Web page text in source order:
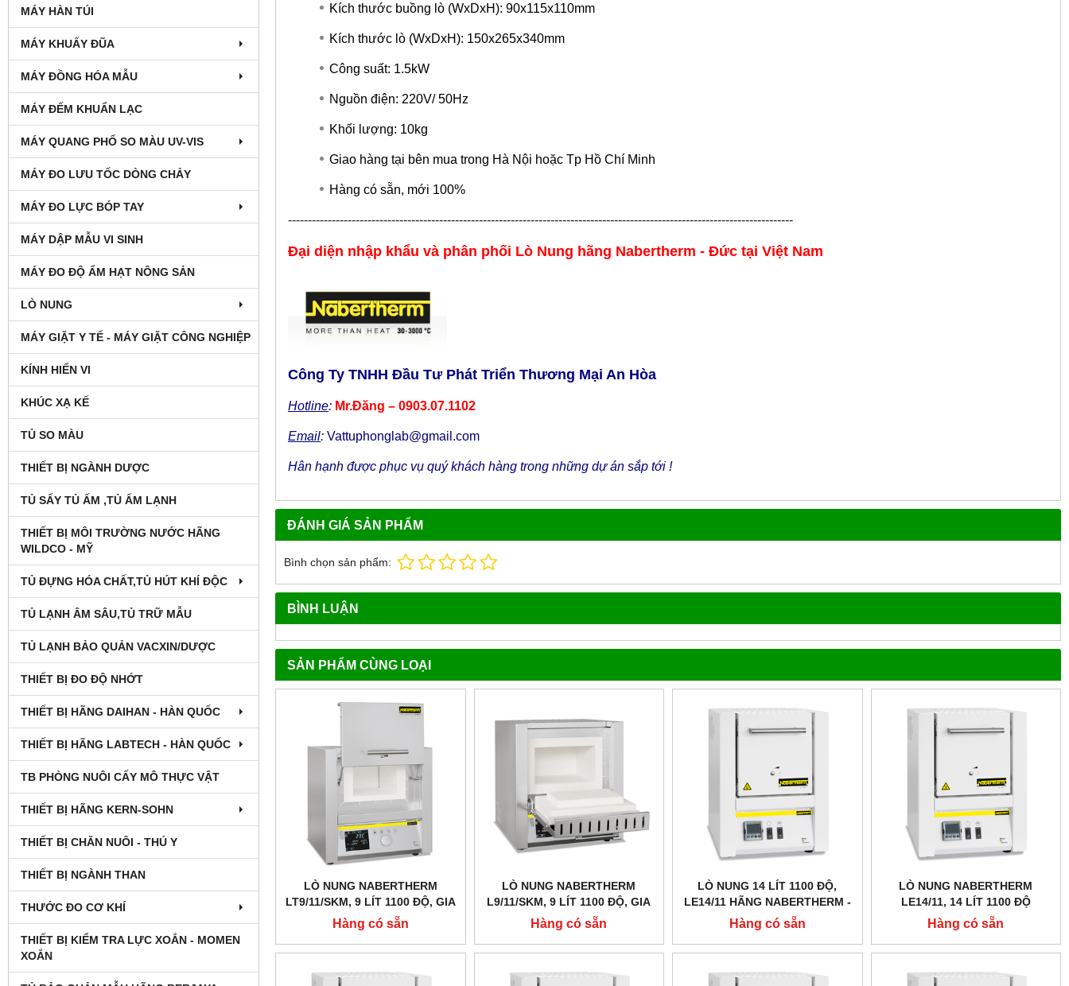
MÁY HÀN TÚI
MÁY KHUẤY ĐŨA
MÁY ĐỒNG HÓA MẪU
MÁY ĐẾM KHUẨN LẠC
MÁY QUANG PHỔ SO MÀU UV-VIS
MÁY ĐO LƯU TỐC DÒNG CHẢY
MÁY ĐO LỰC BÓP TAY
MÁY DẬP MẪU VI SINH
MÁY ĐO ĐỘ ẨM HẠT NÔNG SẢN
LÒ NUNG
MÁY GIẶT Y TẾ - MÁY GIẶT CÔNG NGHIỆP
KÍNH HIỂN VI
KHÚC XẠ KẾ
TỦ SO MÀU
THIẾT BỊ NGÀNH DƯỢC
TỦ SẤY TỦ ẤM ,TỦ ẤM LẠNH
THIẾT BỊ MÔI TRƯỜNG NƯỚC HÃNG
WILDCO - MỸ
TỦ ĐỰNG HÓA CHẤT,TỦ HÚT KHÍ ĐỘC
TỦ LẠNH ÂM SÂU,TỦ TRỮ MẪU
TỦ LẠNH BẢO QUẢN VACXIN/DƯỢC
THIẾT BỊ ĐO ĐỘ NHỚT
THIẾT BỊ HÃNG DAIHAN - HÀN QUỐC
THIẾT BỊ HÃNG LABTECH - HÀN QUỐC
TB PHÒNG NUÔI CẤY MÔ THỰC VẬT
THIẾT BỊ HÃNG KERN-SOHN
THIẾT BỊ CHĂN NUÔI - THÚ Y
THIẾT BỊ NGÀNH THAN
THƯỚC ĐO CƠ KHÍ
THIẾT BỊ KIỂM TRA LỰC XOẮN - MOMEN
XOẮN
Kích thước buồng lò (WxDxH): 90x115x110mm
Kích thước lò (WxDxH): 150x265x340mm
Công suất: 1.5kW
Nguồn điện: 220V/ 50Hz
Khối lượng: 10kg
Giao hàng tại bên mua trong Hà Nội hoặc Tp Hồ Chí Minh
Hàng có sẵn, mới 100%
-------------------------------------------------------------------------------------------------------------------------------
Đại diện nhập khẩu và phân phối Lò Nung hãng Nabertherm - Đức tại Việt Nam
Công Ty TNHH Đầu Tư Phát Triển Thương Mại An Hòa
Hotline: Mr.Đăng – 0903.07.1102
Email: Vattuphonglab@gmail.com
Hân hạnh được phục vụ quý khách hàng trong những dự án sắp tới !
ĐÁNH GIÁ SẢN PHẨM
Bình chọn sản phẩm:
BÌNH LUẬN
SẢN PHẨM CÙNG LOẠI
LÒ NUNG NABERTHERM
LT9/11/SKM, 9 LÍT 1100 ĐỘ, GIA
NHIỆT 4 MẶT, CỬA TRƯỢT LÊN
Hàng có sẵn
LÒ NUNG NABERTHERM
L9/11/SKM, 9 LÍT 1100 ĐỘ, GIA
NHIỆT 4 MẶT
Hàng có sẵn
LÒ NUNG 14 LÍT 1100 ĐỘ,
LE14/11 HÃNG NABERTHERM -
ĐỨC
Hàng có sẵn
LÒ NUNG NABERTHERM
LE14/11, 14 LÍT 1100 ĐỘ
Hàng có sẵn